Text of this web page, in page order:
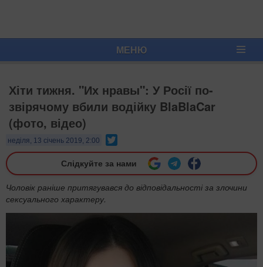
МЕНЮ
Хіти тижня. "Их нравы": У Росії по-
звірячому вбили водійку BlaBlaCar
(фото, відео)
неділя, 13 січень 2019, 2:00
Слідкуйте за нами
Чоловік раніше притягувався до відповідальності за злочини
сексуального характеру.